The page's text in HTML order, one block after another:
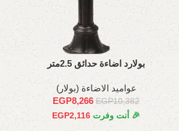
بولارد اضاءة حدائق 2.5متر
عواميد الاضاءة (بولار)
EGP10,382
EGP8,266
🎉 أنت وفرت EGP2,116